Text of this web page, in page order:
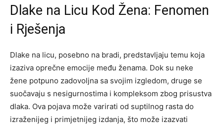
Dlake na Licu Kod Žena: Fenomen
i Rješenja
Dlake na licu, posebno na bradi, predstavljaju temu koja
izaziva oprečne emocije među ženama. Dok su neke
žene potpuno zadovoljna sa svojim izgledom, druge se
suočavaju s nesigurnostima i kompleksom zbog prisustva
dlaka. Ova pojava može varirati od suptilnog rasta do
izraženijeg i primjetnijeg izdanja, što može izazvati